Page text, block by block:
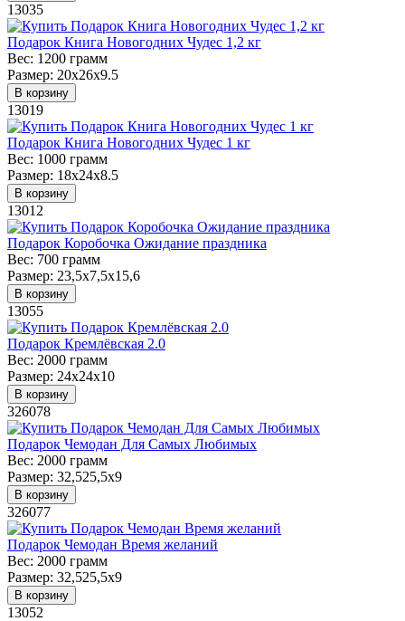
13035
Подарок Книга Новогодних Чудес 1,2 кг
Вес: 1200 грамм
Размер: 20х26х9.5
В корзину
13019
Подарок Книга Новогодних Чудес 1 кг
Вес: 1000 грамм
Размер: 18х24х8.5
В корзину
13012
Подарок Коробочка Ожидание праздника
Вес: 700 грамм
Размер: 23,5х7,5х15,6
В корзину
13055
Подарок Кремлёвская 2.0
Вес: 2000 грамм
Размер: 24х24х10
В корзину
326078
Подарок Чемодан Для Самых Любимых
Вес: 2000 грамм
Размер: 32,525,5х9
В корзину
326077
Подарок Чемодан Время желаний
Вес: 2000 грамм
Размер: 32,525,5х9
В корзину
13052